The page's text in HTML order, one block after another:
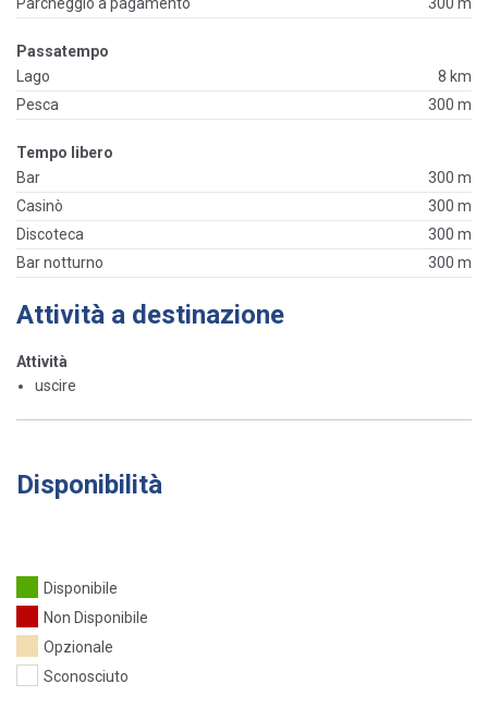
Parcheggio a pagamento 300 m
Passatempo
Lago
8 km
Pesca
300 m
Tempo libero
Bar
300 m
Casinò
300 m
Discoteca
300 m
Bar notturno
300 m
Attività a destinazione
Attività
uscire
Disponibilità
Disponibile
Non Disponibile
Opzionale
Sconosciuto